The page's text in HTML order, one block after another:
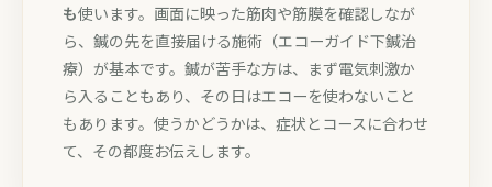
も使います。画面に映った筋肉や筋膜を確認しなが
ら、鍼の先を直接届ける施術（エコーガイド下鍼治
療）が基本です。鍼が苦手な方は、まず電気刺激か
ら入ることもあり、その日はエコーを使わないこと
もあります。使うかどうかは、症状とコースに合わせ
て、その都度お伝えします。